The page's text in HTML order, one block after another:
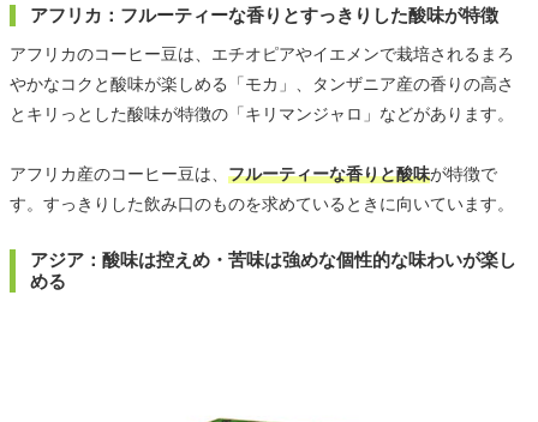
アフリカ：フルーティーな香りとすっきりした酸味が特徴
アフリカのコーヒー豆は、エチオピアやイエメンで栽培されるまろ
やかなコクと酸味が楽しめる「モカ」、タンザニア産の香りの高さ
とキリっとした酸味が特徴の「キリマンジャロ」などがあります。
アフリカ産のコーヒー豆は、 フルーティーな香りと酸味が特徴で
す。すっきりした飲み口のものを求めているときに向いています。
アジア：酸味は控えめ・苦味は強めな個性的な味わいが楽し
める